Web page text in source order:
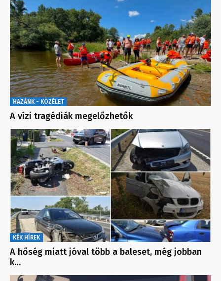
HAZÁNK - KÖZÉLET
A vízi tragédiák megelőzhetők
KÉK HÍREK
A hőség miatt jóval több a baleset, még jobban
k…